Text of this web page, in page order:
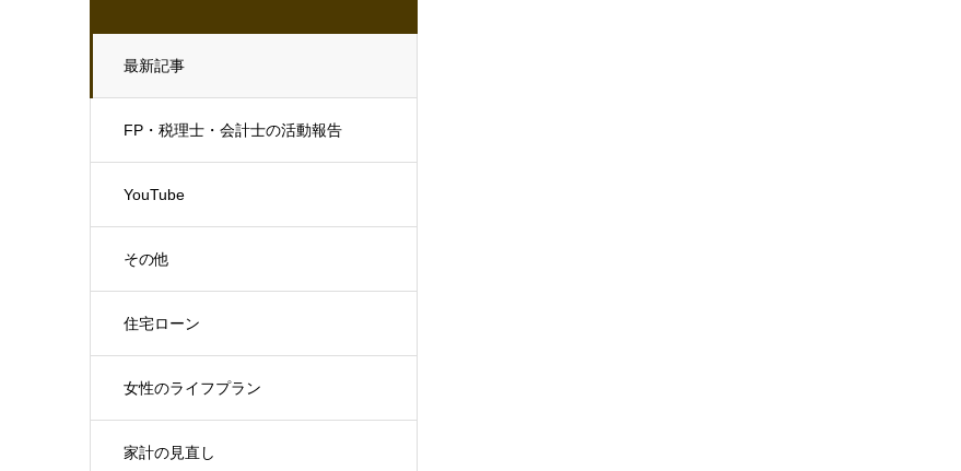
最新記事
FP・税理士・会計士の活動報告
YouTube
その他
住宅ローン
女性のライフプラン
家計の見直し